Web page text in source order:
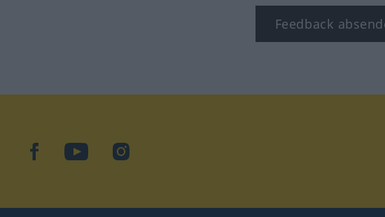
Feedback
facebookYouTubeInstagram